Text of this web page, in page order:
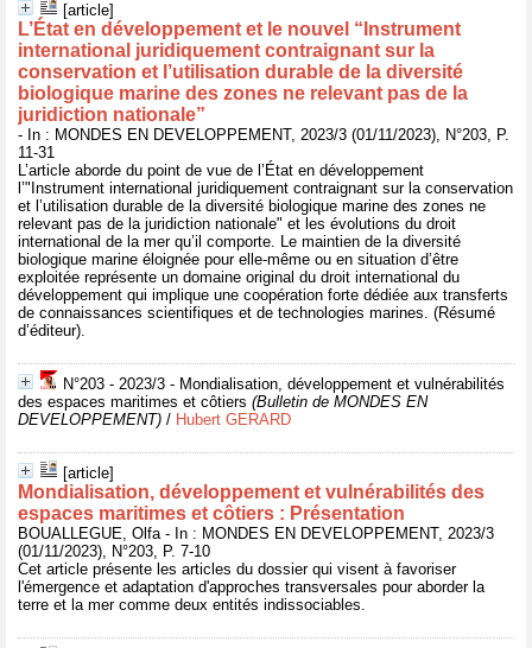
[article]
L’État en développement et le nouvel “Instrument
international juridiquement contraignant sur la
conservation et l’utilisation durable de la diversité
biologique marine des zones ne relevant pas de la
juridiction nationale”
- In : MONDES EN DEVELOPPEMENT, 2023/3 (01/11/2023), N°203, P.
11-31
L’article aborde du point de vue de l’État en développement
l’"Instrument international juridiquement contraignant sur la conservation
et l’utilisation durable de la diversité biologique marine des zones ne
relevant pas de la juridiction nationale" et les évolutions du droit
international de la mer qu’il comporte. Le maintien de la diversité
biologique marine éloignée pour elle-même ou en situation d’être
exploitée représente un domaine original du droit international du
développement qui implique une coopération forte dédiée aux transferts
de connaissances scientifiques et de technologies marines. (Résumé
d’éditeur).
N°203 - 2023/3 - Mondialisation, développement et vulnérabilités
des espaces maritimes et côtiers (Bulletin de MONDES EN
DEVELOPPEMENT) / Hubert GERARD
[article]
Mondialisation, développement et vulnérabilités des
espaces maritimes et côtiers : Présentation
BOUALLEGUE, Olfa - In : MONDES EN DEVELOPPEMENT, 2023/3
(01/11/2023), N°203, P. 7-10
Cet article présente les articles du dossier qui visent à favoriser
l'émergence et adaptation d'approches transversales pour aborder la
terre et la mer comme deux entités indissociables.